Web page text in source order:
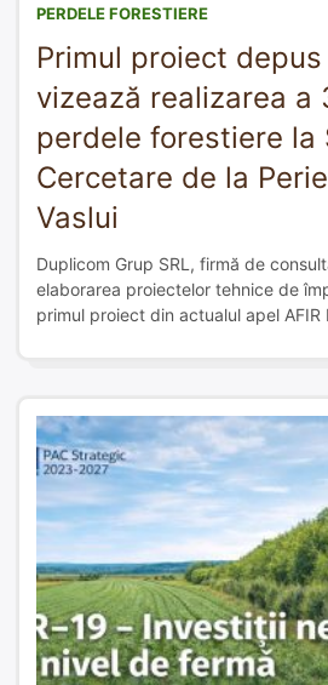
PERDELE FORESTIERE
Primul proiect depus
vizează realizarea a
perdele forestiere la
Cercetare de la
Vaslui
Duplicom Grup SRL, firmă de
elaborarea proiectelor tehnice de
primul proiect din actualul apel AFIR
intrat în etapa a doua, ceea ce